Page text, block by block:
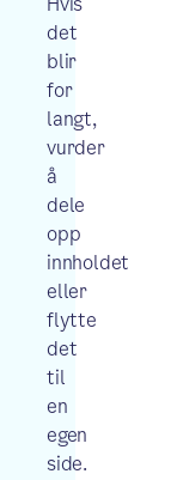
det
blir
for
langt,
vurder
å
dele
opp
innholdet
eller
flytte
det
til
en
egen
side.